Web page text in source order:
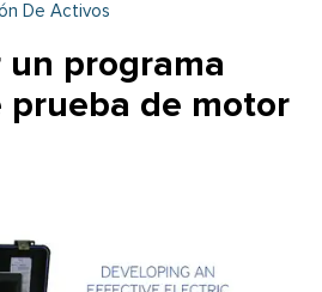
De Activos
un programa
prueba de motor